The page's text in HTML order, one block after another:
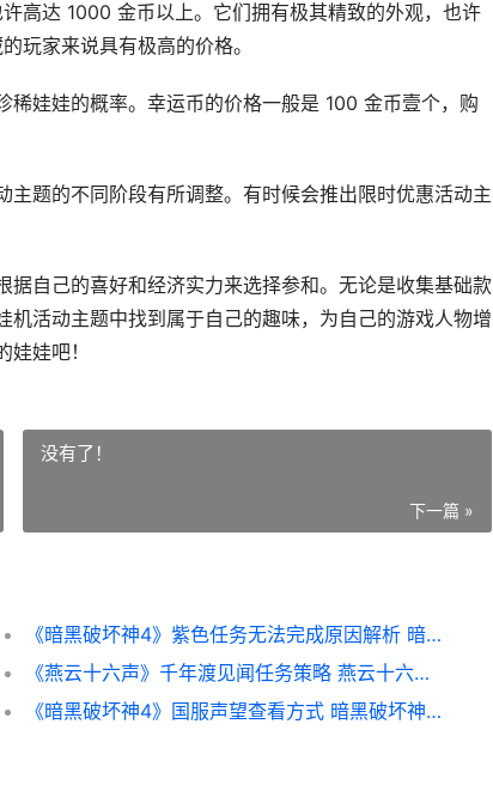
高达 1000 金币以上。它们拥有极其精致的外观，也许
玩家来说具有极高的价格。
娃娃的概率。幸运币的价格一般是 100 金币壹个，购
题的不同阶段有所调整。有时候会推出限时优惠活动主
自己的喜好和经济实力来选择参和。无论是收集基础款
活动主题中找到属于自己的趣味，为自己的游戏人物增
娃吧！
没有了！
下一篇 »
《暗黑破坏神4》紫色任务无法完成原因解析 暗黑破坏神4是单机游戏还是网游
《燕云十六声》千年渡见闻任务策略 燕云十六声云游戏
《暗黑破坏神4》国服声望查看方式 暗黑破坏神4国服什么时候上线